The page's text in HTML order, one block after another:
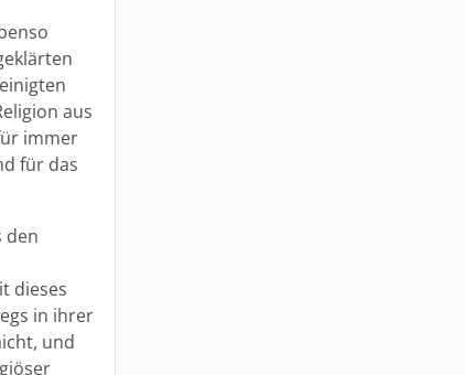
aus
immer
für das
den
dieses
in ihrer
und